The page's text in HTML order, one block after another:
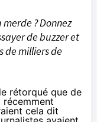
? Donnez
de buzzer et
de milliers de
rétorqué que de
récemment
cela dit